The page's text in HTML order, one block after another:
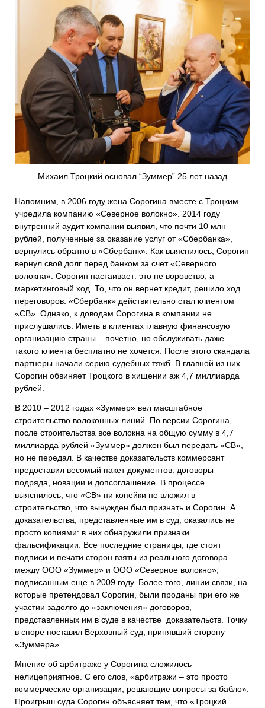
Михаил Троцкий основал “Зуммер” 25 лет назад
Напомним, в 2006 году жена Сорогина вместе с Троцким
учредила компанию «Северное волокно». 2014 году
внутренний аудит компании выявил, что почти 10 млн
рублей, полученные за оказание услуг от «Сбербанка»,
вернулись обратно в «Сбербанк». Как выяснилось, Сорогин
вернул свой долг перед банком за счет «Северного
волокна». Сорогин настаивает: это не воровство, а
маркетинговый ход. То, что он вернет кредит, решило ход
переговоров. «Сбербанк» действительно стал клиентом
«СВ». Однако, к доводам Сорогина в компании не
прислушались. Иметь в клиентах главную финансовую
организацию страны – почетно, но обслуживать даже
такого клиента бесплатно не хочется. После этого скандала
партнеры начали серию судебных тяжб. В главной из них
Сорогин обвиняет Троцкого в хищении аж 4,7 миллиарда
рублей.
В 2010 – 2012 годах «Зуммер» вел масштабное
строительство волоконных линий. По версии Сорогина,
после строительства все волокна на общую сумму в 4,7
миллиарда рублей «Зуммер» должен был передать «СВ»,
но не передал. В качестве доказательств коммерсант
предоставил весомый пакет документов: договоры
подряда, новации и допсоглашение. В процессе
выяснилось, что «СВ» ни копейки не вложил в
строительство, что вынужден был признать и Сорогин. А
доказательства, представленные им в суд, оказались не
просто копиями: в них обнаружили признаки
фальсификации. Все последние страницы, где стоят
подписи и печати сторон взяты из реального договора
между ООО «Зуммер» и ООО «Северное волокно»,
подписанным еще в 2009 году. Более того, линии связи, на
которые претендовал Сорогин, были проданы при его же
участии задолго до «заключения» договоров,
представленных им в суде в качестве доказательств. Точку
в споре поставил Верховный суд, принявший сторону
«Зуммера».
Мнение об арбитраже у Сорогина сложилось
нелицеприятное. С его слов, «арбитражи – это просто
коммерческие организации, решающие вопросы за бабло».
Проигрыш суда Сорогин объясняет тем, что «Троцкий